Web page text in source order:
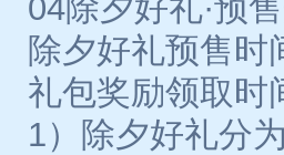
04除夕好礼·预
除夕好礼预售时
礼包奖励领取时
1）除夕好礼分